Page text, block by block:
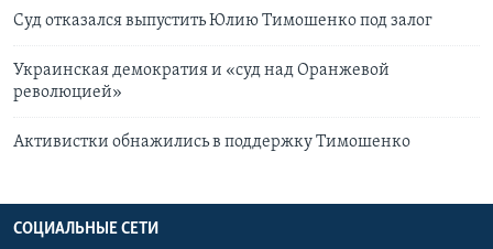
Суд отказался выпустить Юлию Тимошенко под залог
Украинская демократия и «суд над Оранжевой
революцией»
Активистки обнажились в поддержку Тимошенко
СОЦИАЛЬНЫЕ СЕТИ